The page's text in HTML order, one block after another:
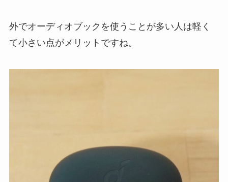
外でオーディオブックを使うことが多い人は軽く
て小さい点がメリットですね。